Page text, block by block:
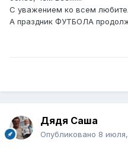
С уважением ко всем
А праздник ФУТБОЛА
Дядя Саша
Опубликовано 8